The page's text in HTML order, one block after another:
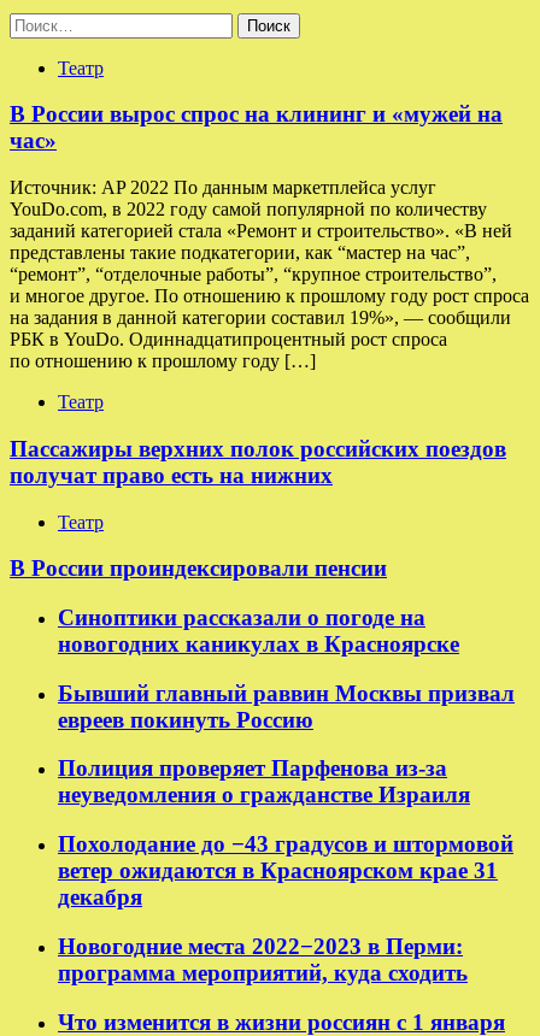
Найти:
Театр
В России вырос спрос на клининг и «мужей на
час»
Источник: AP 2022 По данным маркетплейса услуг
YouDo.com, в 2022 году самой популярной по количеству
заданий категорией стала «Ремонт и строительство». «В ней
представлены такие подкатегории, как “мастер на час”,
“ремонт”, “отделочные работы”, “крупное строительство”,
и многое другое. По отношению к прошлому году рост спроса
на задания в данной категории составил 19%», — сообщили
РБК в YouDo. Одиннадцатипроцентный рост спроса
по отношению к прошлому году […]
Театр
Пассажиры верхних полок российских поездов
получат право есть на нижних
Театр
В России проиндексировали пенсии
Синоптики рассказали о погоде на
новогодних каникулах в Красноярске
Бывший главный раввин Москвы призвал
евреев покинуть Россию
Полиция проверяет Парфенова из-за
неуведомления о гражданстве Израиля
Похолодание до −43 градусов и штормовой
ветер ожидаются в Красноярском крае 31
декабря
Новогодние места 2022−2023 в Перми:
программа мероприятий, куда сходить
Что изменится в жизни россиян с 1 января